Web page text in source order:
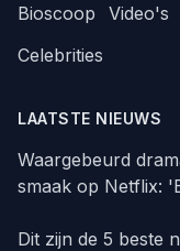
Bioscoop
Video's
Celebrities
LAATSTE NIEUWS
Waargebeurd
smaak op Netflix:
Dit zijn de 5 beste